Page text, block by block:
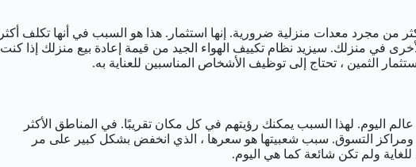
من مجرد معدات منزلية ضرورية. إنها استثمار. هذا هو السبب في أنها تكلف أكثر
في منزلك. سيزيد نظام تكييف الهواء الجيد من قيمة إعادة بيع منزلك إذا كنت
الثمين ، تحتاج إلى توظيف الأشخاص المناسبين للعناية به.
اليوم. لهذا السبب يمكنك رؤيتهم في كل مكان تقريبًا. في المناطق الأكثر
ومراكز التسوق. سبب شعبيتها هو سعرها ، الذي انخفض بشكل كبير على مر
ولم تكن شائعة كما هي اليوم.